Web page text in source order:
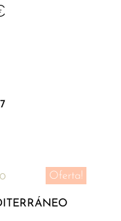
Oferta!